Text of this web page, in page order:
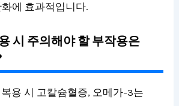
에 효과적입니다.
시 주의해야 할 부작용은
용 시 고칼슘혈증, 오메가-3는